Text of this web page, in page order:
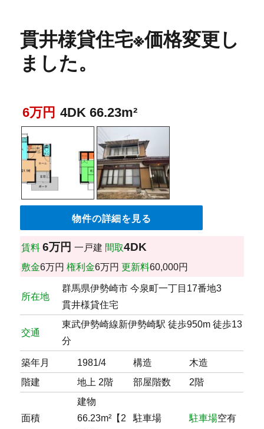
貫井様貸住宅※価格変更し
ました。
6万円 4DK 66.23m²
物件の詳細を見る
賃料 6万円一戸建 間取4DK
敷金6万円 権利金6万円 更新料60,000円
所在地
群馬県伊勢崎市 今泉町一丁目17番地3
貫井様貸住宅
交通
東武伊勢崎線新伊勢崎駅 徒歩950m 徒歩13
分
築年月 1981/4 構造
木造
階建
地上 2階 部屋階数 2階
面積
建物
66.23m²【2
駐車場 駐車場空有